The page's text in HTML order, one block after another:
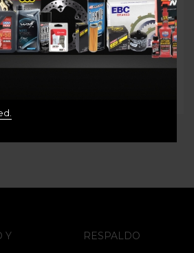
KTM
901
KTM
FILTRO DE ACEITE K&N
KN-164
$84.000
Y
RESPALDO